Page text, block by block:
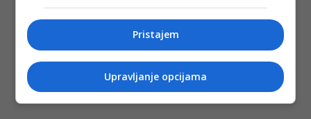
Pristajem
Upravljanje opcijama